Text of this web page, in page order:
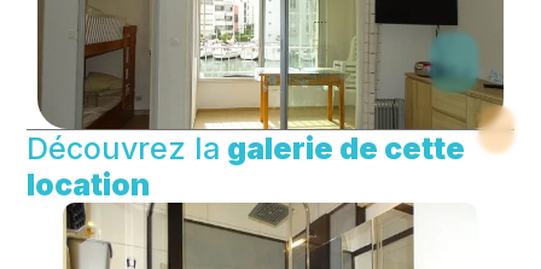
Découvrez la galerie de cette
location